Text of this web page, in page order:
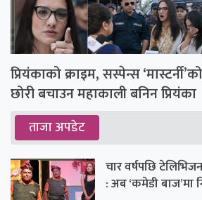
प्रियंकाको क्राइम, सस्पेन्स
छोरी बचाउन महाकाली बनिन प्रियंका
ताजा अपडेट
चार वर्षपछि
: अब ‘कमेडी बाज’मा